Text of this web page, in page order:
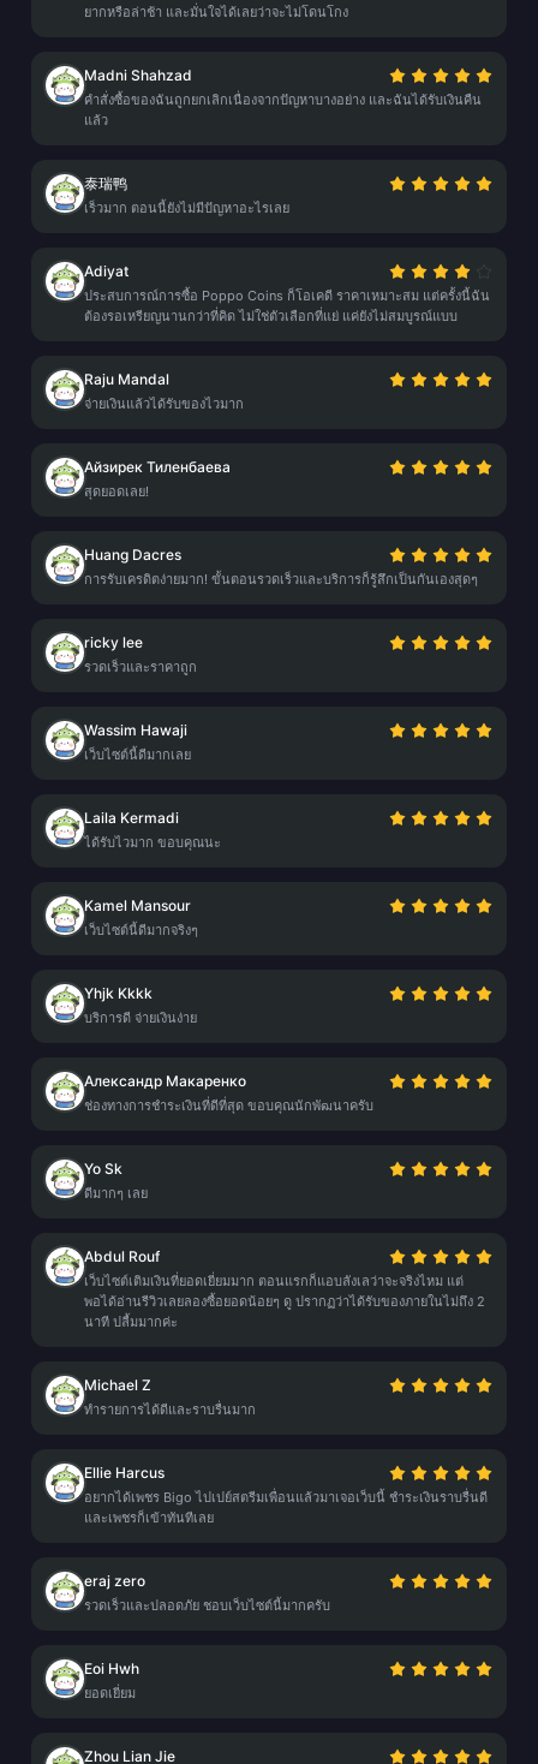
ยากหรือล่าช้า และมั่นใจได้เลยว่าจะไม่โดนโกง
Madni Shahzad
คำสั่งซื้อของฉันถูกยกเลิกเนื่องจากปัญหาบางอย่าง และฉันได้รับเงินคืน
แล้ว
泰瑞鸭
เร็วมาก ตอนนี้ยังไม่มีปัญหาอะไรเลย
Adiyat
ประสบการณ์การซื้อ Poppo Coins ก็โอเคดี ราคาเหมาะสม แต่ครั้งนี้ฉัน
ต้องรอเหรียญนานกว่าที่คิด ไม่ใช่ตัวเลือกที่แย่ แค่ยังไม่สมบูรณ์แบบ
Raju Mandal
จ่ายเงินแล้วได้รับของไวมาก
Айзирек Тиленбаева
สุดยอดเลย!
Huang Dacres
การรับเครดิตง่ายมาก! ขั้นตอนรวดเร็วและบริการก็รู้สึกเป็นกันเองสุดๆ
ricky lee
รวดเร็วและราคาถูก
Wassim Hawaji
เว็บไซต์นี้ดีมากเลย
Laila Kermadi
ได้รับไวมาก ขอบคุณนะ
Kamel Mansour
เว็บไซต์นี้ดีมากจริงๆ
Yhjk Kkkk
บริการดี จ่ายเงินง่าย
Александр Макаренко
ช่องทางการชำระเงินที่ดีที่สุด ขอบคุณนักพัฒนาครับ
Yo Sk
ดีมากๆ เลย
Abdul Rouf
เว็บไซต์เติมเงินที่ยอดเยี่ยมมาก ตอนแรกก็แอบลังเลว่าจะจริงไหม แต่
พอได้อ่านรีวิวเลยลองซื้อยอดน้อยๆ ดู ปรากฏว่าได้รับของภายในไม่ถึง 2
นาที ปลื้มมากค่ะ
Michael Z
ทำรายการได้ดีและราบรื่นมาก
Ellie Harcus
อยากได้เพชร Bigo ไปเปย์สตรีมเพื่อนแล้วมาเจอเว็บนี้ ชำระเงินราบรื่นดี
และเพชรก็เข้าทันทีเลย
eraj zero
รวดเร็วและปลอดภัย ชอบเว็บไซต์นี้มากครับ
Eoi Hwh
ยอดเยี่ยม
Zhou Lian Jie